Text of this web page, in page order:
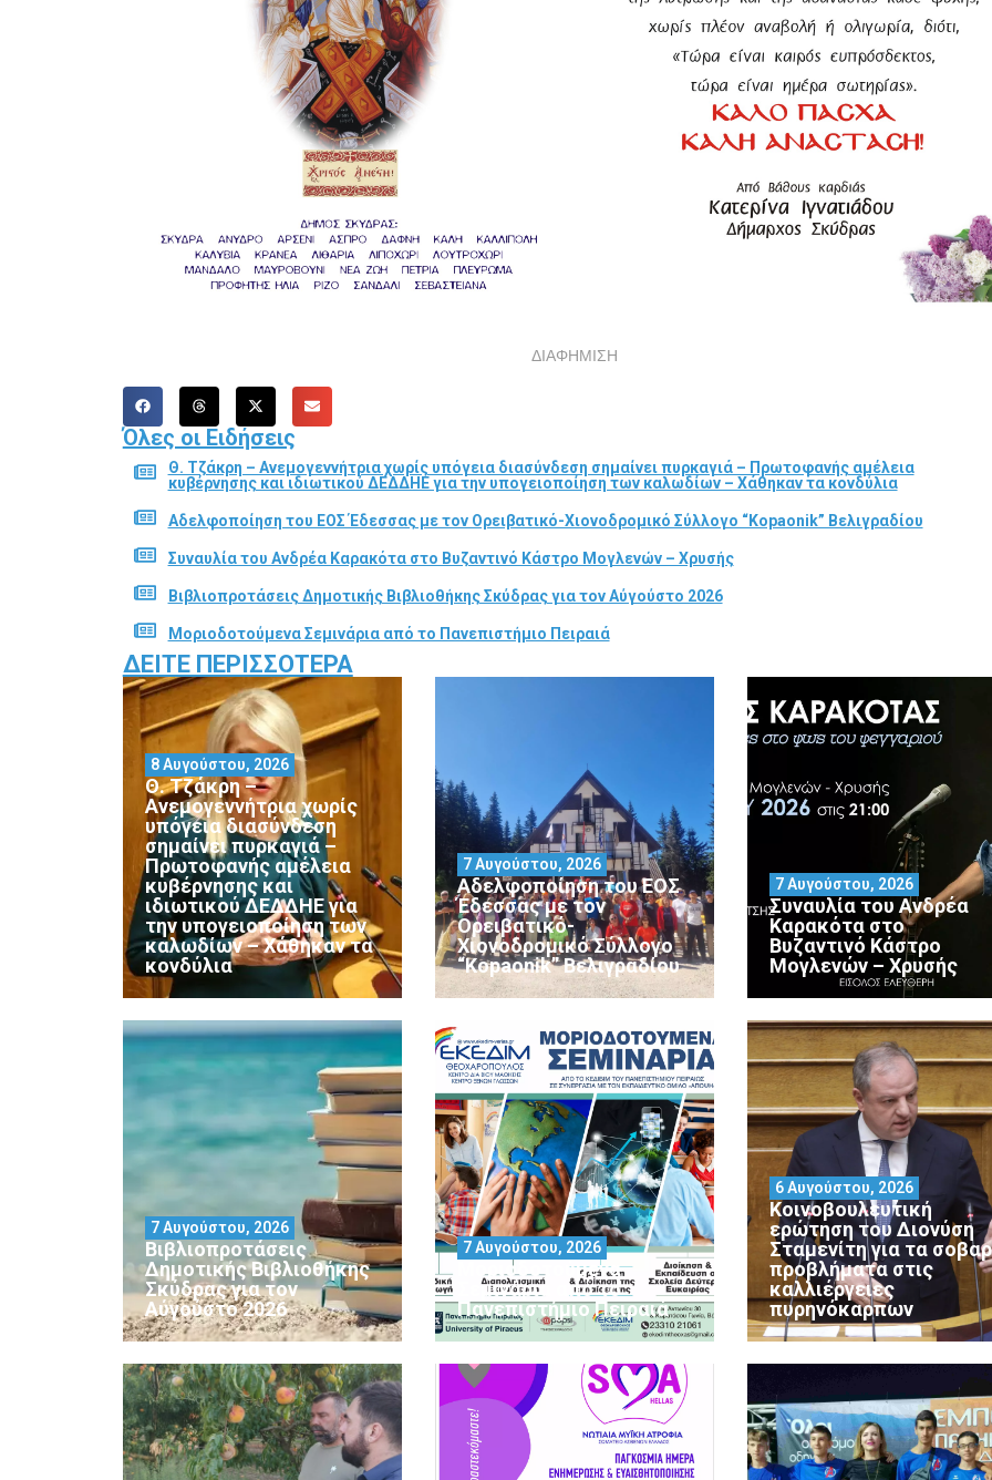
ΔΙΑΦΗΜΙΣΗ
Όλες οι Ειδήσεις
Θ. Τζάκρη – Ανεμογεννήτρια χωρίς υπόγεια διασύνδεση σημαίνει πυρκαγιά – Πρωτοφανής αμέλεια
κυβέρνησης και ιδιωτικού ΔΕΔΔΗΕ για την υπογειοποίηση των καλωδίων – Χάθηκαν τα κονδύλια
Αδελφοποίηση του ΕΟΣ Έδεσσας με τον Ορειβατικό-Χιονοδρομικό Σύλλογο “Kopaonik” Βελιγραδίου
Συναυλία του Ανδρέα Καρακότα στο Βυζαντινό Κάστρο Μογλενών – Χρυσής
Βιβλιοπροτάσεις Δημοτικής Βιβλιοθήκης Σκύδρας για τον Αύγούστο 2026
Μοριοδοτούμενα Σεμινάρια από το Πανεπιστήμιο Πειραιά
ΔΕΊΤΕ ΠΕΡΙΣΣΌΤΕΡΑ
Θ. Τζάκρη –
Ανεμογεννήτρια χωρίς
υπόγεια διασύνδεση
σημαίνει πυρκαγιά –
Πρωτοφανής αμέλεια
κυβέρνησης και
ιδιωτικού ΔΕΔΔΗΕ για
την υπογειοποίηση των
καλωδίων – Χάθηκαν τα
κονδύλια
8 Αυγούστου, 2026
Αδελφοποίηση του ΕΟΣ
Έδεσσας με τον
Ορειβατικό-
Χιονοδρομικό Σύλλογο
“Kopaonik” Βελιγραδίου
7 Αυγούστου, 2026
Συναυλία του Ανδρέα
Καρακότα στο
Βυζαντινό Κάστρο
Μογλενών – Χρυσής
7 Αυγούστου, 2026
Βιβλιοπροτάσεις
Δημοτικής Βιβλιοθήκης
Σκύδρας για τον
Αύγούστο 2026
7 Αυγούστου, 2026
Μοριοδοτούμενα
Σεμινάρια από το
Πανεπιστήμιο Πειραιά
7 Αυγούστου, 2026
Κοινοβουλευτική
ερώτηση του Διονύση
Σταμενίτη για τα
προβλήματα στις
καλλιέργειες
πυρηνόκαρπων
6 Αυγούστου, 2026